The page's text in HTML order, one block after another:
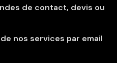
de contact, devis ou
nos services par email